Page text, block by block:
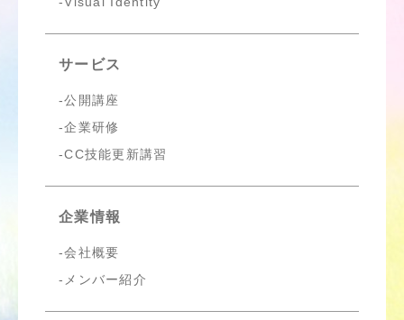
サービス
公開講座
企業研修
CC技能更新講習
企業情報
会社概要
メンバー紹介